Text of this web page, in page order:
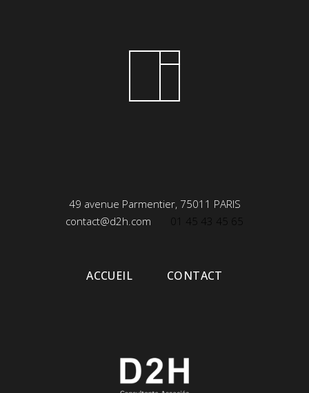
49 avenue Parmentier, 75011 PARIS
contact@d2h.com 01 45 43 45 65
ACCUEIL CONTACT